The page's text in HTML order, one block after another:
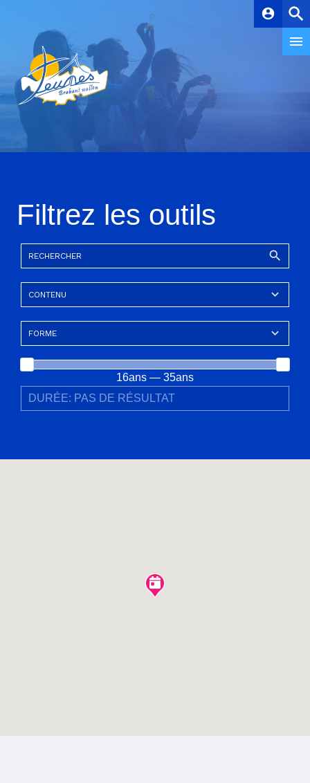
account_circle
Filtrez les outils
16ans — 35ans